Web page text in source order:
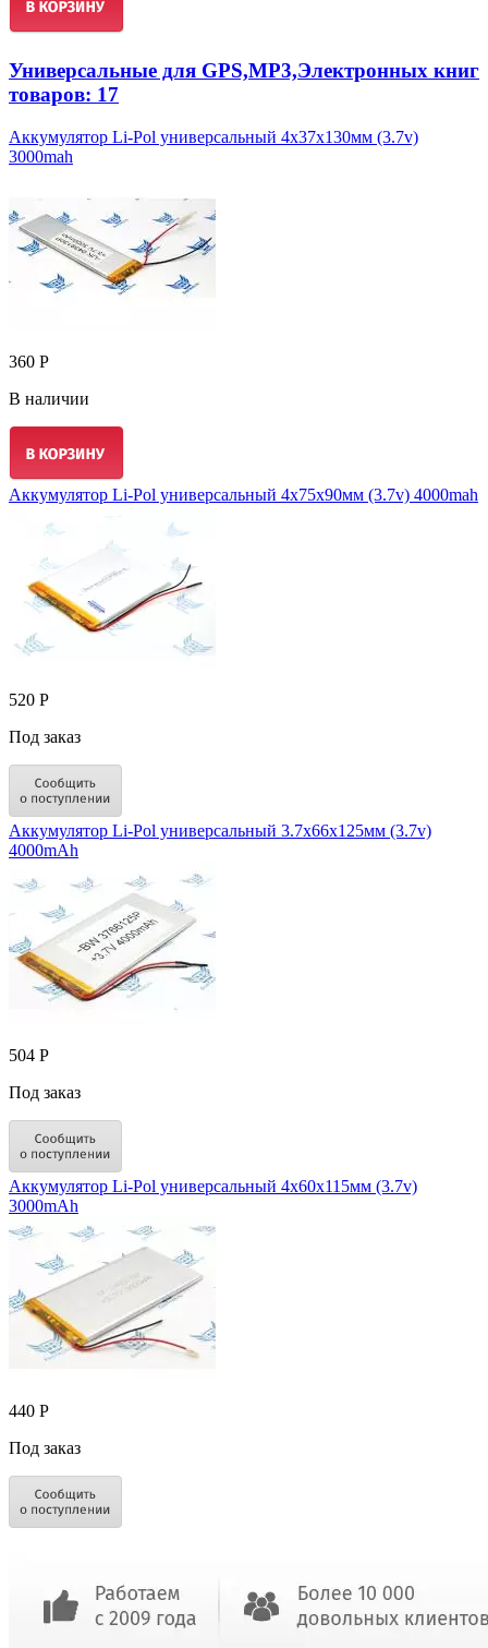
Универсальные для GPS,MP3,Электронных книг
товаров: 17
Аккумулятор Li-Pol универсальный 4x37x130мм (3.7v)
3000mah
360 Р
В наличии
Аккумулятор Li-Pol универсальный 4x75x90мм (3.7v) 4000mah
520 Р
Под заказ
Аккумулятор Li-Pol универсальный 3.7x66x125мм (3.7v)
4000mAh
504 Р
Под заказ
Аккумулятор Li-Pol универсальный 4x60x115мм (3.7v)
3000mAh
440 Р
Под заказ